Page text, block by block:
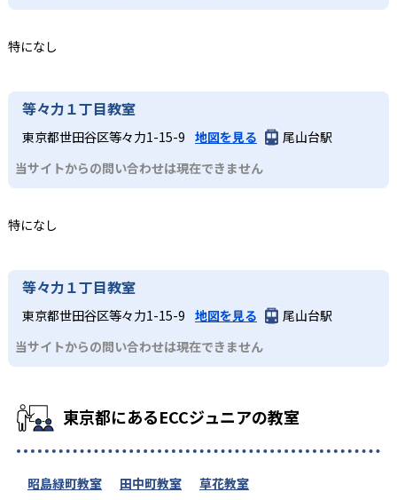
特になし
等々力１丁目教室
東京都世田谷区等々力1-15-9 地図を見る
尾山台駅
当サイトからの問い合わせは現在できません
特になし
等々力１丁目教室
東京都世田谷区等々力1-15-9 地図を見る
尾山台駅
当サイトからの問い合わせは現在できません
東京都にあるECCジュニアの教室
昭島緑町教室 田中町教室 草花教室